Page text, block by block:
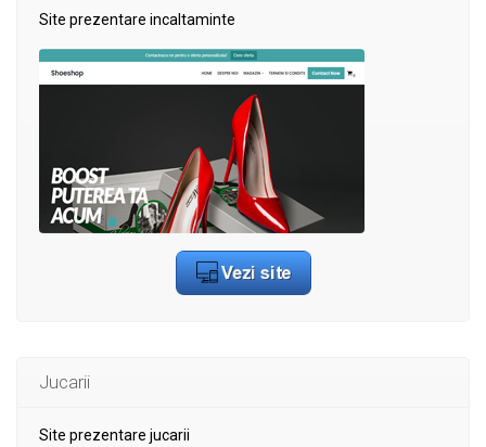
Site prezentare incaltaminte
Jucarii
Site prezentare jucarii